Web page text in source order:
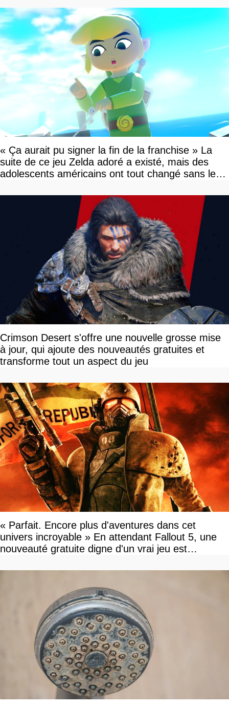
« Ça aurait pu signer la fin de la franchise » La
suite de ce jeu Zelda adoré a existé, mais des
adolescents américains ont tout changé sans le
Crimson Desert s'offre une nouvelle grosse mise
à jour, qui ajoute des nouveautés gratuites et
transforme tout un aspect du jeu
« Parfait. Encore plus d'aventures dans cet
univers incroyable » En attendant Fallout 5, une
nouveauté gratuite digne d'un vrai jeu est